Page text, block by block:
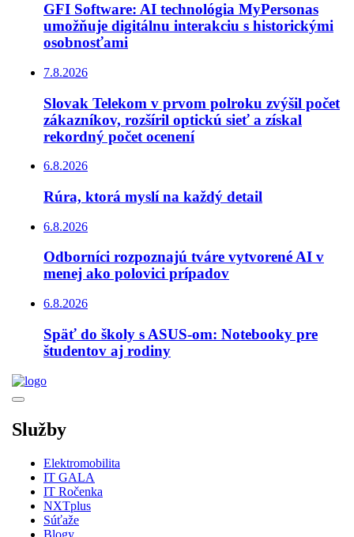
GFI Software: AI technológia MyPersonas
umožňuje digitálnu interakciu s historickými
osobnosťami
7.8.2026
Slovak Telekom v prvom polroku zvýšil počet
zákazníkov, rozšíril optickú sieť a získal
rekordný počet ocenení
6.8.2026
Rúra, ktorá myslí na každý detail
6.8.2026
Odborníci rozpoznajú tváre vytvorené AI v
menej ako polovici prípadov
6.8.2026
Späť do školy s ASUS-om: Notebooky pre
študentov aj rodiny
Služby
Elektromobilita
IT GALA
IT Ročenka
NXTplus
Súťaže